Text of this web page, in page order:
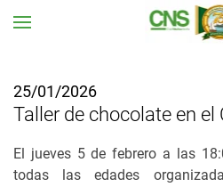
25/01/2026
Taller de chocolate en
El jueves 5 de febrero a las
todas las edades